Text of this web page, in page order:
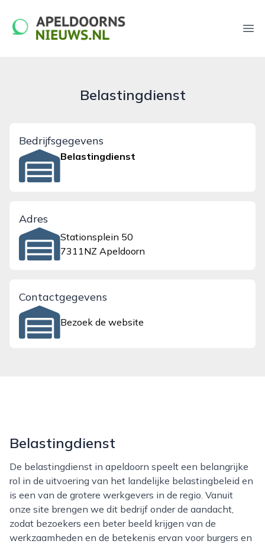
apeldoornsnieuws.nl
Belastingdienst
Bedrijfsgegevens
Belastingdienst
Adres
Stationsplein 50
7311NZ Apeldoorn
Contactgegevens
Bezoek de website
Belastingdienst
De belastingdienst in apeldoorn speelt een belangrijke
rol in de uitvoering van het landelijke belastingbeleid en
is een van de grotere werkgevers in de regio. Vanuit
onze site brengen we dit bedrijf onder de aandacht,
zodat bezoekers een beter beeld krijgen van de
werkzaamheden en de betekenis ervan voor burgers en